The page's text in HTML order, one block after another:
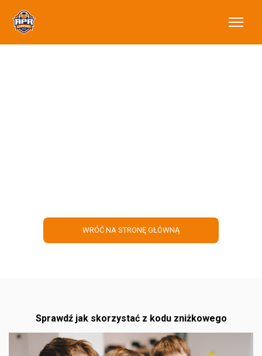
WRÓĆ NA STRONĘ GŁÓWNĄ
Sprawdź jak skorzystać z kodu zniżkowego